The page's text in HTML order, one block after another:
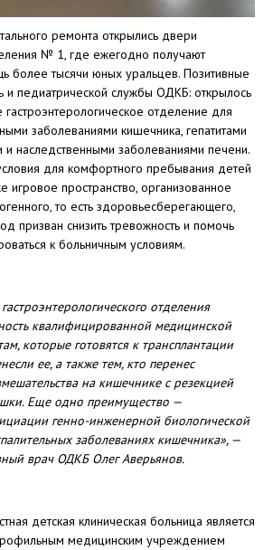
ремонта открылись двери
№ 1, где ежегодно получают
более тысячи юных уральцев. Позитивные
и педиатрической службы ОДКБ: открылось
отделение для
заболеваниями кишечника, гепатитами
и наследственными заболеваниями печени.
для комфортного пребывания детей
игровое пространство, организованное
то есть здоровьесберегающего,
призван снизить тревожность и помочь
к больничным условиям.
отделения
квалифицированной медицинской
которые готовятся к трансплантации
ее, а также тем, кто перенес
на кишечнике с резекцией
Еще одно преимущество —
генно-инженерной биологической
заболеваниях кишечника», —
врач ОДКБ Олег Аверьянов.
детская клиническая больница является
медицинским учреждением